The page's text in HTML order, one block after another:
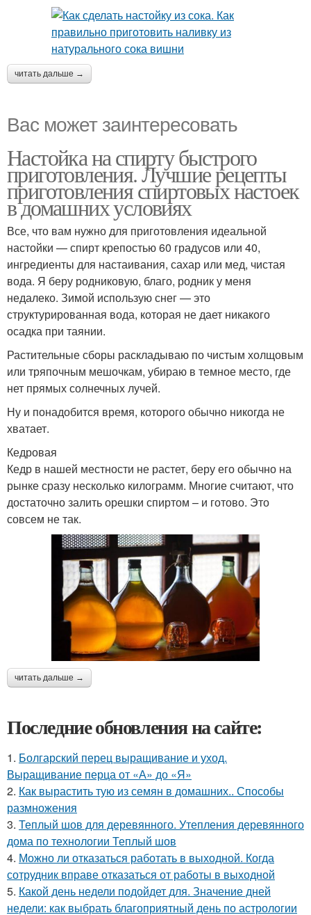
читать дальше →
Вас может заинтересовать
Настойка на спирту быстрого
приготовления. Лучшие рецепты
приготовления спиртовых настоек
в домашних условиях
Все, что вам нужно для приготовления идеальной
настойки — спирт крепостью 60 градусов или 40,
ингредиенты для настаивания, сахар или мед, чистая
вода. Я беру родниковую, благо, родник у меня
недалеко. Зимой использую снег — это
структурированная вода, которая не дает никакого
осадка при таянии.
Растительные сборы раскладываю по чистым холщовым
или тряпочным мешочкам, убираю в темное место, где
нет прямых солнечных лучей.
Ну и понадобится время, которого обычно никогда не
хватает.
Кедровая
Кедр в нашей местности не растет, беру его обычно на
рынке сразу несколько килограмм. Многие считают, что
достаточно залить орешки спиртом – и готово. Это
совсем не так.
читать дальше →
Последние обновления на сайте:
1. Болгарский перец выращивание и уход.
Выращивание перца от «А» до «Я»
2. Как вырастить тую из семян в домашних.. Способы
размножения
3. Теплый шов для деревянного. Утепления деревянного
дома по технологии Теплый шов
4. Можно ли отказаться работать в выходной. Когда
сотрудник вправе отказаться от работы в выходной
5. Какой день недели подойдет для. Значение дней
недели: как выбрать благоприятный день по астрологии